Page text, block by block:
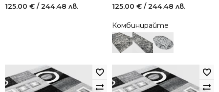
125.00 € / 244.48 лв. 125.00 € / 244.48 лв.
Комбинирайте